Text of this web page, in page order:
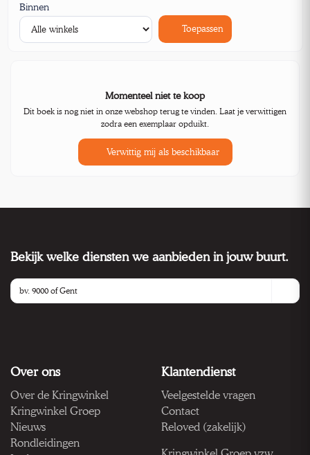
Binnen
Toepassen
Momenteel niet te koop
Dit boek is nog niet in onze webshop terug te vinden. Laat je verwittigen
zodra een exemplaar opduikt.
Verwittig mij als beschikbaar
Bekijk welke diensten we aanbieden in jouw buurt.
Over ons
Over de Kringwinkel
Kringwinkel Groep
Nieuws
Rondleidingen
Klantendienst
Veelgestelde vragen
Contact
Reloved (zakelijk)